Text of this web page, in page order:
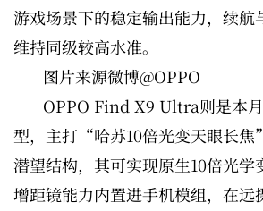
游戏场景下的稳定输出能力，续航
维持同级较高水准。
图片来源微博@OPPO
OPPO Find X9 Ultra则是本
型，主打“哈苏10倍光变天眼长
潜望结构，其可实现原生10倍光学
增距镜能力内置进手机模组，在远